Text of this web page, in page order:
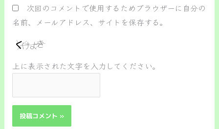
次回のコメントで使用するためブラウザーに自分の
名前、メールアドレス、サイトを保存する。
上に表示された文字を入力してください。